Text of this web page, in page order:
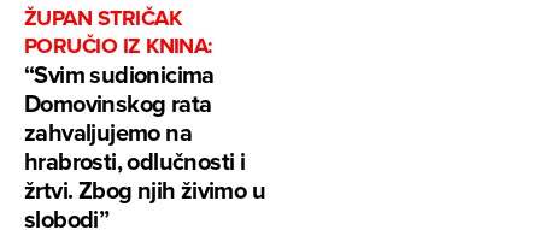
ŽUPAN STRIČAK
PORUČIO IZ KNINA:
“Svim sudionicima
Domovinskog rata
zahvaljujemo na
hrabrosti, odlučnosti i
žrtvi. Zbog njih živimo u
slobodi”